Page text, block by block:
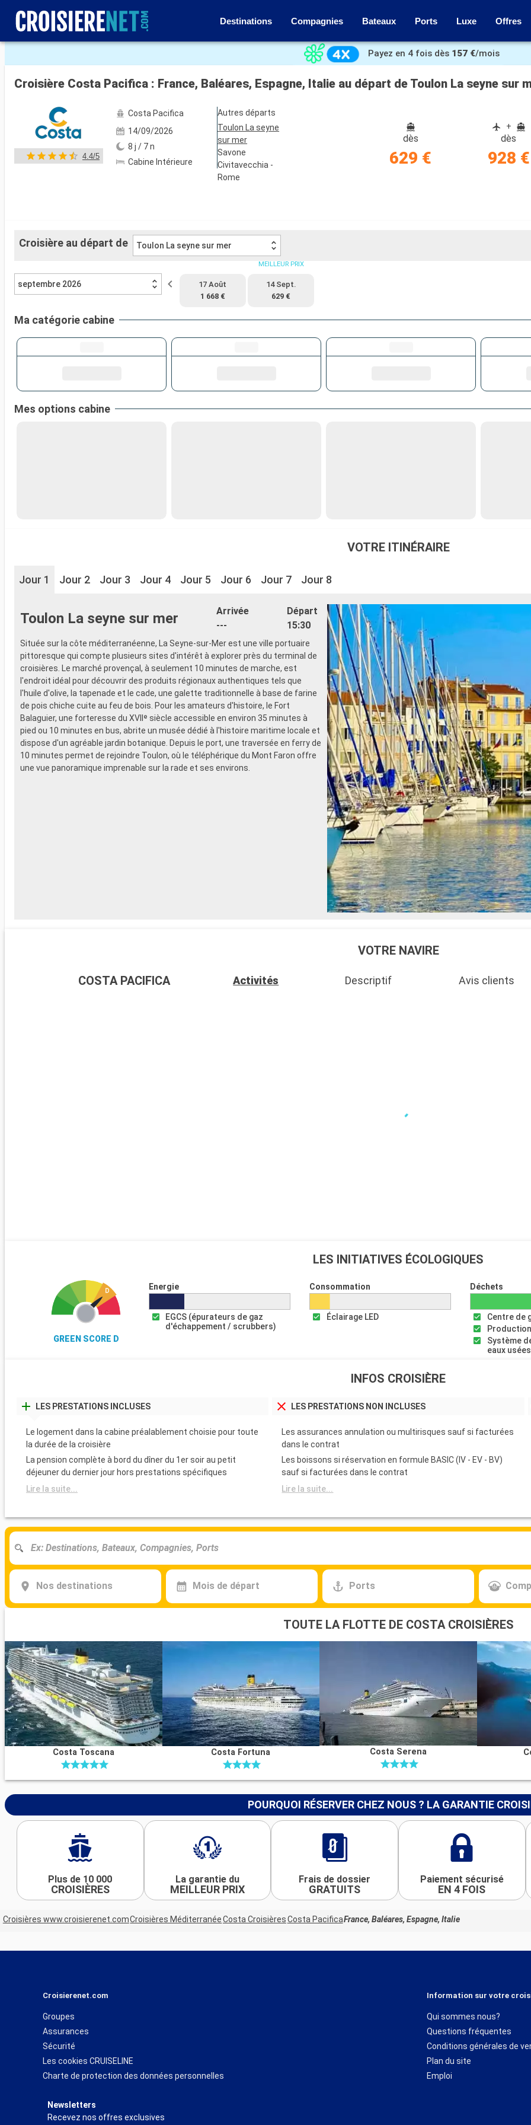
Destinations Compagnies Bateaux Ports Luxe Offres
Voir les 68 autres photos
Payez en 4 fois dès 157 €/mois
Croisière Costa Pacifica : France, Baléares, Espagne, Italie au départ de Toulon La seyne sur
4.4/5
Costa Pacifica
14/09/2026
8 j / 7 n
Cabine Intérieure
Autres départs
Toulon La seyne
sur mer
Savone
Civitavecchia -
Rome
dès
629 €
+
dès
928 €
Croisière au départ de Toulon La seyne sur mer
septembre 2026
17 Août
1 668 €
MEILLEUR PRIX
14 Sept.
629 €
Ma catégorie cabine
Mes options cabine
VOTRE ITINÉRAIRE
Jour 1 Jour 2 Jour 3 Jour 4 Jour 5 Jour 6 Jour 7 Jour 8
Toulon La seyne sur mer
Arrivée
---
Départ
15:30
Située sur la côte méditerranéenne, La Seyne-sur-Mer est une ville portuaire
pittoresque qui compte plusieurs sites d'intérêt à explorer près du terminal de
croisières. Le marché provençal, à seulement 10 minutes de marche, est
l'endroit idéal pour découvrir des produits régionaux authentiques tels que
l'huile d'olive, la tapenade et le cade, une galette traditionnelle à base de farine
de pois chiche cuite au feu de bois. Pour les amateurs d'histoire, le Fort
Balaguier, une forteresse du XVIIᵉ siècle accessible en environ 35 minutes à
pied ou 10 minutes en bus, abrite un musée dédié à l'histoire maritime locale et
dispose d'un agréable jardin botanique. Depuis le port, une traversée en ferry de
10 minutes permet de rejoindre Toulon, où le téléphérique du Mont Faron offre
une vue panoramique imprenable sur la rade et ses environs.
VOTRE NAVIRE
COSTA PACIFICA Activités Descriptif Avis clients
LES INITIATIVES ÉCOLOGIQUES
GREEN SCORE D
Energie
EGCS (épurateurs de gaz
d'échappement / scrubbers)
Consommation
Éclairage LED
Déchets
Centre de
Système
eaux usées
INFOS CROISIÈRE
LES PRESTATIONS INCLUSES
Le logement dans la cabine préalablement choisie pour toute
la durée de la croisière
La pension complète à bord du dîner du 1er soir au petit
déjeuner du dernier jour hors prestations spécifiques
Lire la suite...
LES PRESTATIONS NON INCLUSES
Les assurances annulation ou multirisques sauf si facturées
dans le contrat
Les boissons si réservation en formule BASIC (IV - EV - BV)
sauf si facturées dans le contrat
Lire la suite...
Nos destinations Mois de départ Ports
TOUTE LA FLOTTE DE COSTA CROISIÈRES
Costa Toscana Costa Fortuna Costa Serena
POURQUOI RÉSERVER CHEZ NOUS ? LA GARANTIE
Plus de 10 000
CROISIÈRES
La garantie du
MEILLEUR PRIX
Frais de dossier
GRATUITS
Paiement sécurisé
EN 4 FOIS
Croisières www.croisierenet.comCroisières MéditerranéeCosta CroisièresCosta PacificaFrance, Baléares, Espagne, Italie
Croisierenet.com
Groupes
Assurances
Sécurité
Les cookies CRUISELINE
Charte de protection des données personnelles
Information sur votre
Qui sommes nous?
Questions fréquentes
Conditions générales de
Plan du site
Emploi
Newsletters
Recevez nos offres exclusives